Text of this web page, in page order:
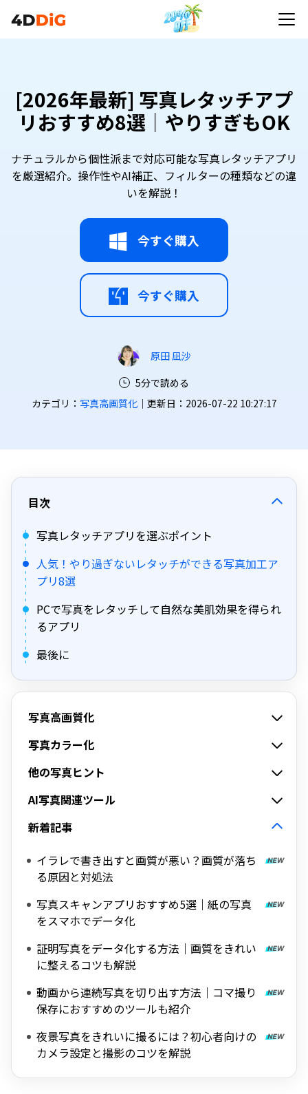
[2026年最新] 写真レタッチアプ
リおすすめ8選｜やりすぎもOK
ナチュラルから個性派まで対応可能な写真レタッチアプリ
を厳選紹介。操作性やAI補正、フィルターの種類などの違
いを解説！
今すぐ購入
今すぐ購入
原田 凪沙
5分で読める
カテゴリ： 写真高画質化｜更新日：2026-07-22 10:27:17
目次
写真レタッチアプリを選ぶポイント
人気！やり過ぎないレタッチができる写真加工ア
プリ8選
PCで写真をレタッチして自然な美肌効果を得られ
るアプリ
最後に
写真高画質化
写真カラー化
他の写真ヒント
AI写真関連ツール
新着記事
イラレで書き出すと画質が悪い？画質が落ち
る原因と対処法
写真スキャンアプリおすすめ5選｜紙の写真
をスマホでデータ化
証明写真をデータ化する方法｜画質をきれい
に整えるコツも解説
動画から連続写真を切り出す方法｜コマ撮り
保存におすすめのツールも紹介
夜景写真をきれいに撮るには？初心者向けの
カメラ設定と撮影のコツを解説